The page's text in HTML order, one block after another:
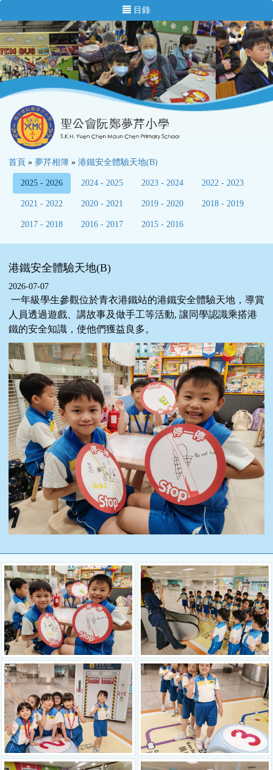
目錄
首頁 » 夢芹相簿 » 港鐵安全體驗天地(B)
2025 - 2026 2024 - 2025 2023 - 2024 2022 - 2023
2021 - 2022 2020 - 2021 2019 - 2020 2018 - 2019
2017 - 2018 2016 - 2017 2015 - 2016
港鐵安全體驗天地(B)
2026-07-07
一年級學生參觀位於青衣港鐵站的港鐵安全體驗天地，導賞
人員透過遊戲、講故事及做手工等活動, 讓同學認識乘搭港
鐵的安全知識，使他們獲益良多。